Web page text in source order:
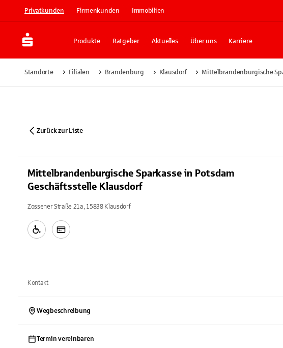
Privatkunden Firmenkunden Immobilien
Produkte Ratgeber Aktuelles Über uns Karriere
Standorte Filialen Brandenburg Klausdorf Mittelbrandenburgische
Zurück zur Liste
Mittelbrandenburgische Sparkasse in Potsdam
Geschäftsstelle Klausdorf
Zossener Straße 21a, 15838 Klausdorf
Kontakt
Wegbeschreibung
Termin vereinbaren